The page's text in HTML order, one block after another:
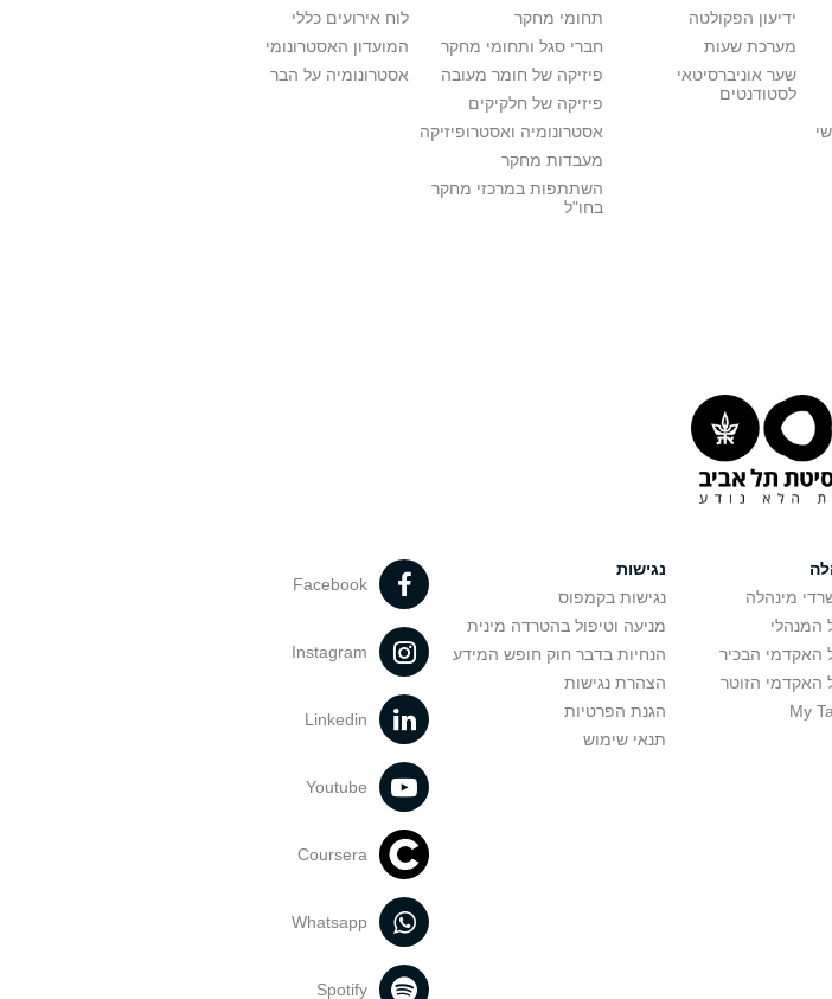
ידיעון הפקולטה
מערכת שעות
שער אוניברסיטאי
לסטודנטים
תחומי מחקר
חברי סגל ותחומי מחקר
פיזיקה של חומר מעובה
פיזיקה של חלקיקים
אסטרונומיה ואסטרופיזיקה
מעבדות מחקר
השתתפות במרכזי מחקר
בחו"ל
לוח אירועים כללי
המועדון האסטרונומי
אסטרונומיה על הבר
מינהלה
המנהלי
האקדמי הבכיר
האקדמי הזוטר
נגישות
נגישות בקמפוס
מניעה וטיפול בהטרדה מינית
הנחיות בדבר חוק חופש המידע
הצהרת נגישות
הגנת הפרטיות
תנאי שימוש
Facebook
Instagram
Linkedin
Youtube
Coursera
Whatsapp
Spotify